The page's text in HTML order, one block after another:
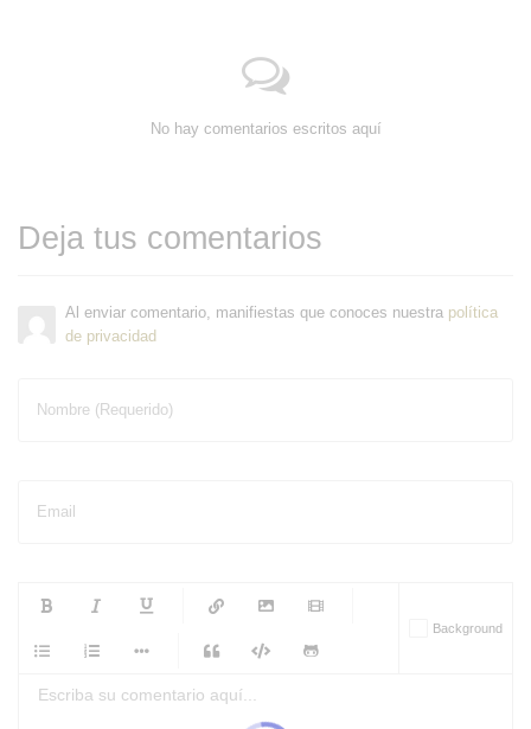
No hay comentarios escritos aquí
Deja tus comentarios
Al enviar comentario, manifiestas que conoces nuestra política
de privacidad
Nombre (Requerido)
Email
-
-
Background